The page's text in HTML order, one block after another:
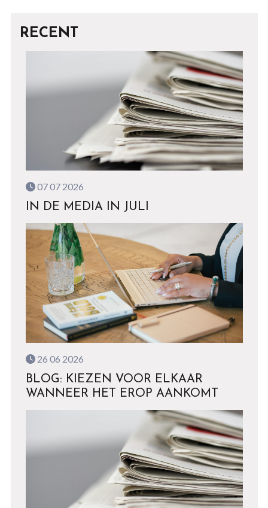
RECENT
07 07 2026
IN DE MEDIA IN JULI
26 06 2026
BLOG: KIEZEN VOOR ELKAAR
WANNEER HET EROP AANKOMT